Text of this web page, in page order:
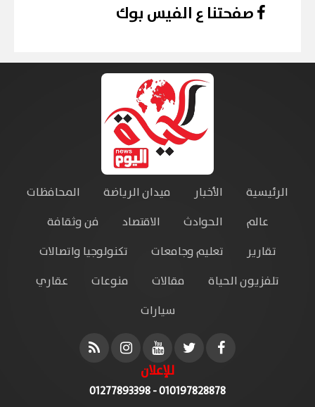
صفحتنا ع الفيس بوك
الرئيسية الأخبار ميدان الرياضة
المحافظات
عالم
الحوادث الاقتصاد
فن وثقافة
تقارير
تعليم وجامعات
تكنولوجيا واتصالات
تلفزيون الحياة
مقالات منوعات
عقاري
سيارات
للإعلان
010197828878 - 01277893398